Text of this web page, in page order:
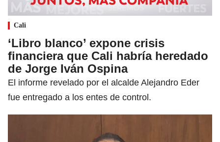
Cali
‘Libro blanco’ expone crisis
financiera que Cali habría heredado
de Jorge Iván Ospina
El informe revelado por el alcalde Alejandro Eder
fue entregado a los entes de control.